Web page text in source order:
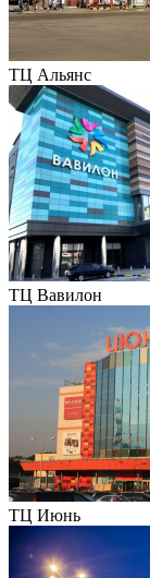
ТЦ Альянс
ТЦ Вавилон
ТЦ Июнь